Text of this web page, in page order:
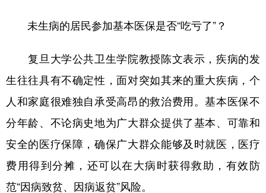
北京 天津 河北 山西
山东 河南 湖北 湖南
广东 广西 海南 重庆
四川 贵州
未生病的居民参加基本医保是否“吃亏了”？
复旦大学公共卫生学院教授陈文表示，疾病的发
生往往具有不确定性，面对突如其来的重大疾病，个
人和家庭很难独自承受高昂的救治费用。基本医保不
分年龄、不论病史地为广大群众提供了基本、可靠和
安全的医疗保障，确保广大群众能够及时就医，医疗
费用得到分摊，还可以在大病时获得救助，有效防
范“因病致贫、因病返贫”风险。